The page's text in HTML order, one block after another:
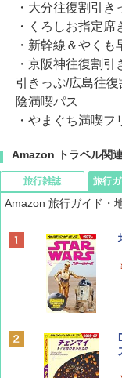
・大分往復割引
・くろしお指定席
・新幹線＆やくも
・京阪神往復割
引きっぷ/広島往
陰満喫パス
・やまぐち満喫フ
Amazon トラベル関
旅行雑誌 旅行
Amazon 旅行ガイド・